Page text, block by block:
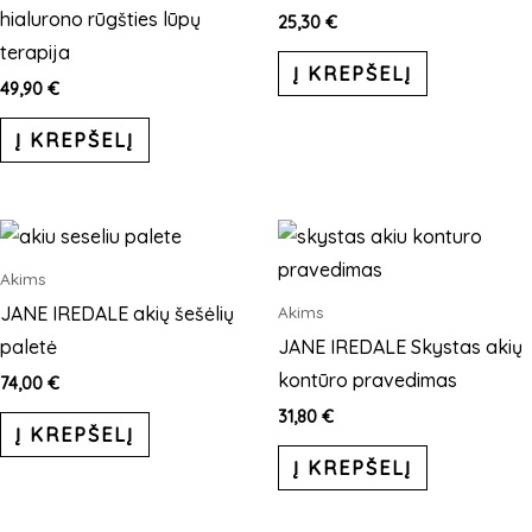
hialurono rūgšties lūpų
terapija
49,90 €
Į KREPŠELĮ
25,30 €
Į KREPŠELĮ
the
Akims
JANE IREDALE akių šešėlių
paletė
74,00 €
Į KREPŠELĮ
This
has
Akims
JANE IREDALE Skystas akių
kontūro pravedimas
31,80 €
Į KREPŠELĮ